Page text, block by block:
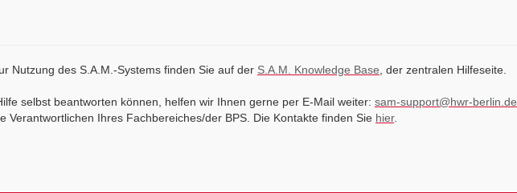
Nutzung des S.A.M.-Systems finden Sie auf der S.A.M. Knowledge Base , der zentralen Hilfeseite.
selbst beantworten können, helfen wir Ihnen gerne per E-Mail weiter: sam-support@hwr-berlin.de
Verantwortlichen Ihres Fachbereiches/der BPS. Die Kontakte finden Sie hier.